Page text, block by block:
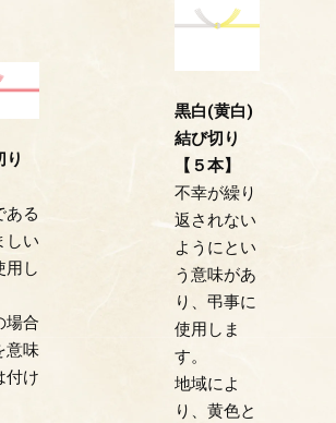
り
ある
しい
用し
場合
意味
付け
黒白(黄白)
結び切り
【５本】
不幸が繰り
返されない
ようにとい
う意味があ
り、弔事に
使用しま
す。
地域によ
り、黄色と